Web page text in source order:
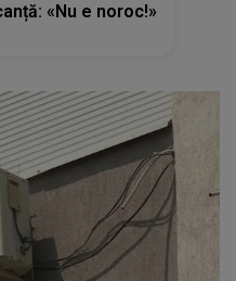
«Nu e noroc!»